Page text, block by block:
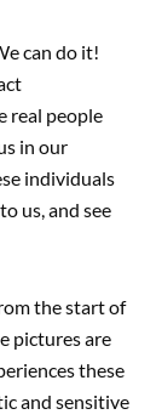
can do it!
real people
in our
individuals
us, and see
the start of
pictures are
these
and sensitive